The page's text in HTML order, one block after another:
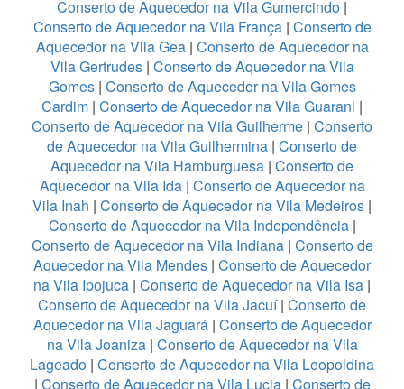
Conserto de Aquecedor na Vila Gumercindo |
Conserto de Aquecedor na Vila França| Conserto de
Aquecedor na Vila Gea| Conserto de Aquecedor na
Vila Gertrudes| Conserto de Aquecedor na Vila
Gomes| Conserto de Aquecedor na Vila Gomes
Cardim | Conserto de Aquecedor na Vila Guarani |
Conserto de Aquecedor na Vila Guilherme | Conserto
de Aquecedor na Vila Guilhermina | Conserto de
Aquecedor na Vila Hamburguesa | Conserto de
Aquecedor na Vila Ida| Conserto de Aquecedor na
Vila Inah | Conserto de Aquecedor na Vila Medeiros |
Conserto de Aquecedor na Vila Independência|
Conserto de Aquecedor na Vila Indiana| Conserto de
Aquecedor na Vila Mendes | Conserto de Aquecedor
na Vila Ipojuca | Conserto de Aquecedor na Vila Isa |
Conserto de Aquecedor na Vila Jacuí| Conserto de
Aquecedor na Vila Jaguará| Conserto de Aquecedor
na Vila Joaniza| Conserto de Aquecedor na Vila
Lageado | Conserto de Aquecedor na Vila Leopoldina
| Conserto de Aquecedor na Vila Lucia| Conserto de